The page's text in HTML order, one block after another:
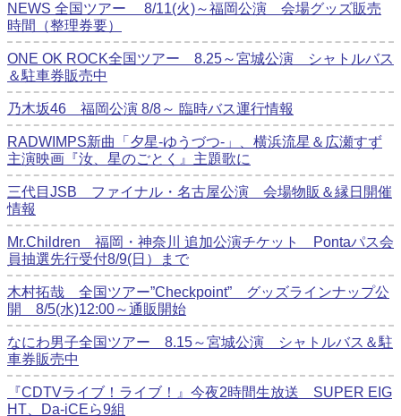
NEWS 全国ツアー 8/11(火)～福岡公演 会場グッズ販売
時間（整理券要）
ONE OK ROCK全国ツアー 8.25～宮城公演 シャトルバス
＆駐車券販売中
乃木坂46 福岡公演 8/8～ 臨時バス運行情報
RADWIMPS新曲「夕星-ゆうづつ-」、横浜流星＆広瀬すず
主演映画『汝、星のごとく』主題歌に
三代目JSB ファイナル・名古屋公演 会場物販＆縁日開催
情報
Mr.Children 福岡・神奈川 追加公演チケット Pontaパス会
員抽選先行受付8/9(日）まで
木村拓哉 全国ツアー”Checkpoint” グッズラインナップ公
開 8/5(水)12:00～通販開始
なにわ男子全国ツアー 8.15～宮城公演 シャトルバス＆駐
車券販売中
『CDTVライブ！ライブ！』今夜2時間生放送 SUPER EIG
HT、Da-iCEら9組